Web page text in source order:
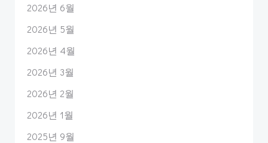
2026년 6월
2026년 5월
2026년 4월
2026년 3월
2026년 2월
2026년 1월
2025년 9월